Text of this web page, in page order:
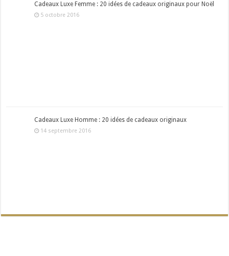
Cadeaux Luxe Femme : 20 idées de cadeaux originaux pour Noël
5 octobre 2016
Cadeaux Luxe Homme : 20 idées de cadeaux originaux
14 septembre 2016